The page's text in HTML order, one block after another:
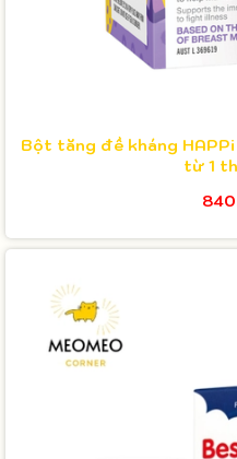
Bột tăng đề kháng
từ 1